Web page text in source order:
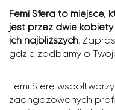
Femi Sfera to
jest przez dwie
ich najbliższych.
gdzie zadbamy o
Femi Sferę
zaangażowanych